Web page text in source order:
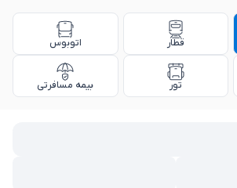
قطار اتوبوس
تور بیمه مسافرتی